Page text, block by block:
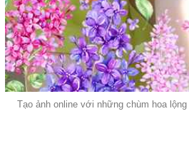
Tạo ảnh online với những chùm hoa